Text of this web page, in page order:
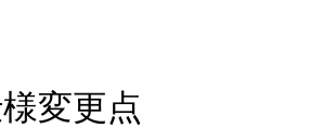
変更点